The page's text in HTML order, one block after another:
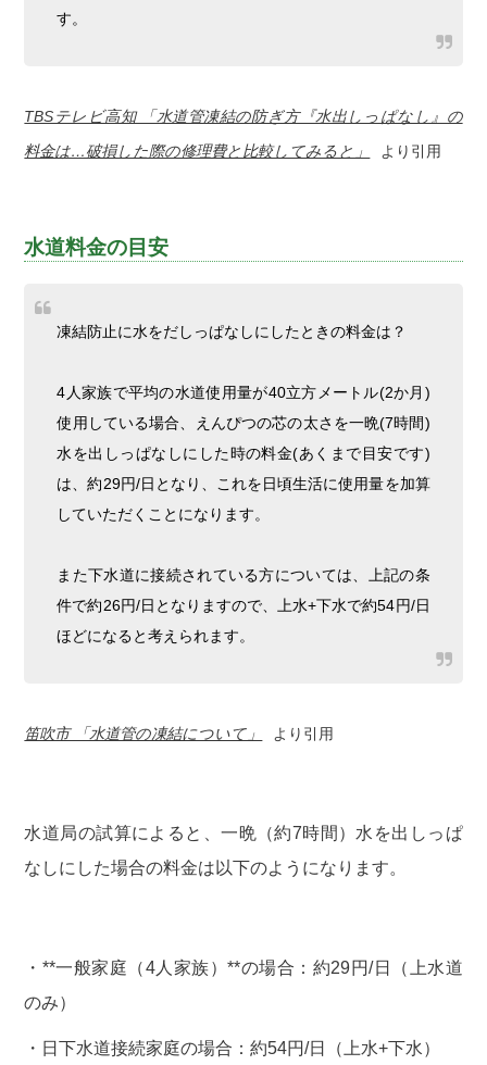
す。
TBSテレビ高知 「水道管凍結の防ぎ方『水出しっぱなし』の
料金は…破損した際の修理費と比較してみると」
より引用
水道料金の目安
凍結防止に水をだしっぱなしにしたときの料金は？
4人家族で平均の水道使用量が40立方メートル(2か月)
使用している場合、えんぴつの芯の太さを一晩(7時間)
水を出しっぱなしにした時の料金(あくまで目安です)
は、約29円/日となり、これを日頃生活に使用量を加算
していただくことになります。
また下水道に接続されている方については、上記の条
件で約26円/日となりますので、上水+下水で約54円/日
ほどになると考えられます。
笛吹市 「水道管の凍結について」 より引用
水道局の試算によると、一晩（約7時間）水を出しっぱ
なしにした場合の料金は以下のようになります。
・**一般家庭（4人家族）**の場合：約29円/日（上水道
のみ）
・日下水道接続家庭の場合：約54円/日（上水+下水）